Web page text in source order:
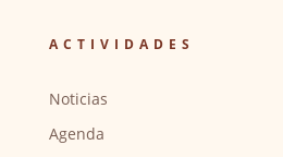
ACTIVIDADES
Noticias
Agenda